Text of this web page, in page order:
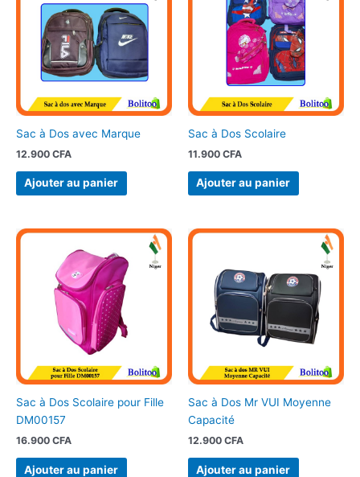
Sac à Dos avec Marque
12.900 CFA
Ajouter au panier
Sac à Dos Scolaire
11.900 CFA
Ajouter au panier
Sac à Dos Scolaire pour Fille
DM00157
16.900 CFA
Ajouter au panier
Sac à Dos Mr VUI Moyenne
Capacité
12.900 CFA
Ajouter au panier